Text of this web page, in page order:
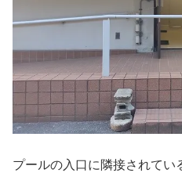
プールの入口に隣接されて